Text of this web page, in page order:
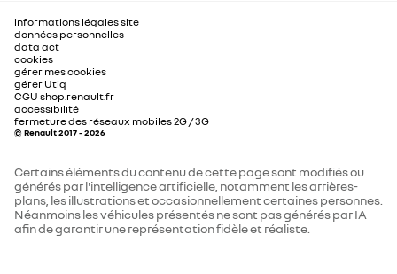
informations légales site
données personnelles
data act
cookies
gérer mes cookies
gérer Utiq
CGU shop.renault.fr
accessibilité
fermeture des réseaux mobiles 2G / 3G
© Renault 2017 - 2026
Certains éléments du contenu de cette page sont modifiés ou
générés par l'intelligence artificielle, notamment les arrières-
plans, les illustrations et occasionnellement certaines personnes.
Néanmoins les véhicules présentés ne sont pas générés par IA
afin de garantir une représentation fidèle et réaliste.